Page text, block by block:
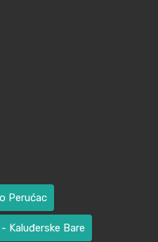
Perućac
Kaluđerske Bare